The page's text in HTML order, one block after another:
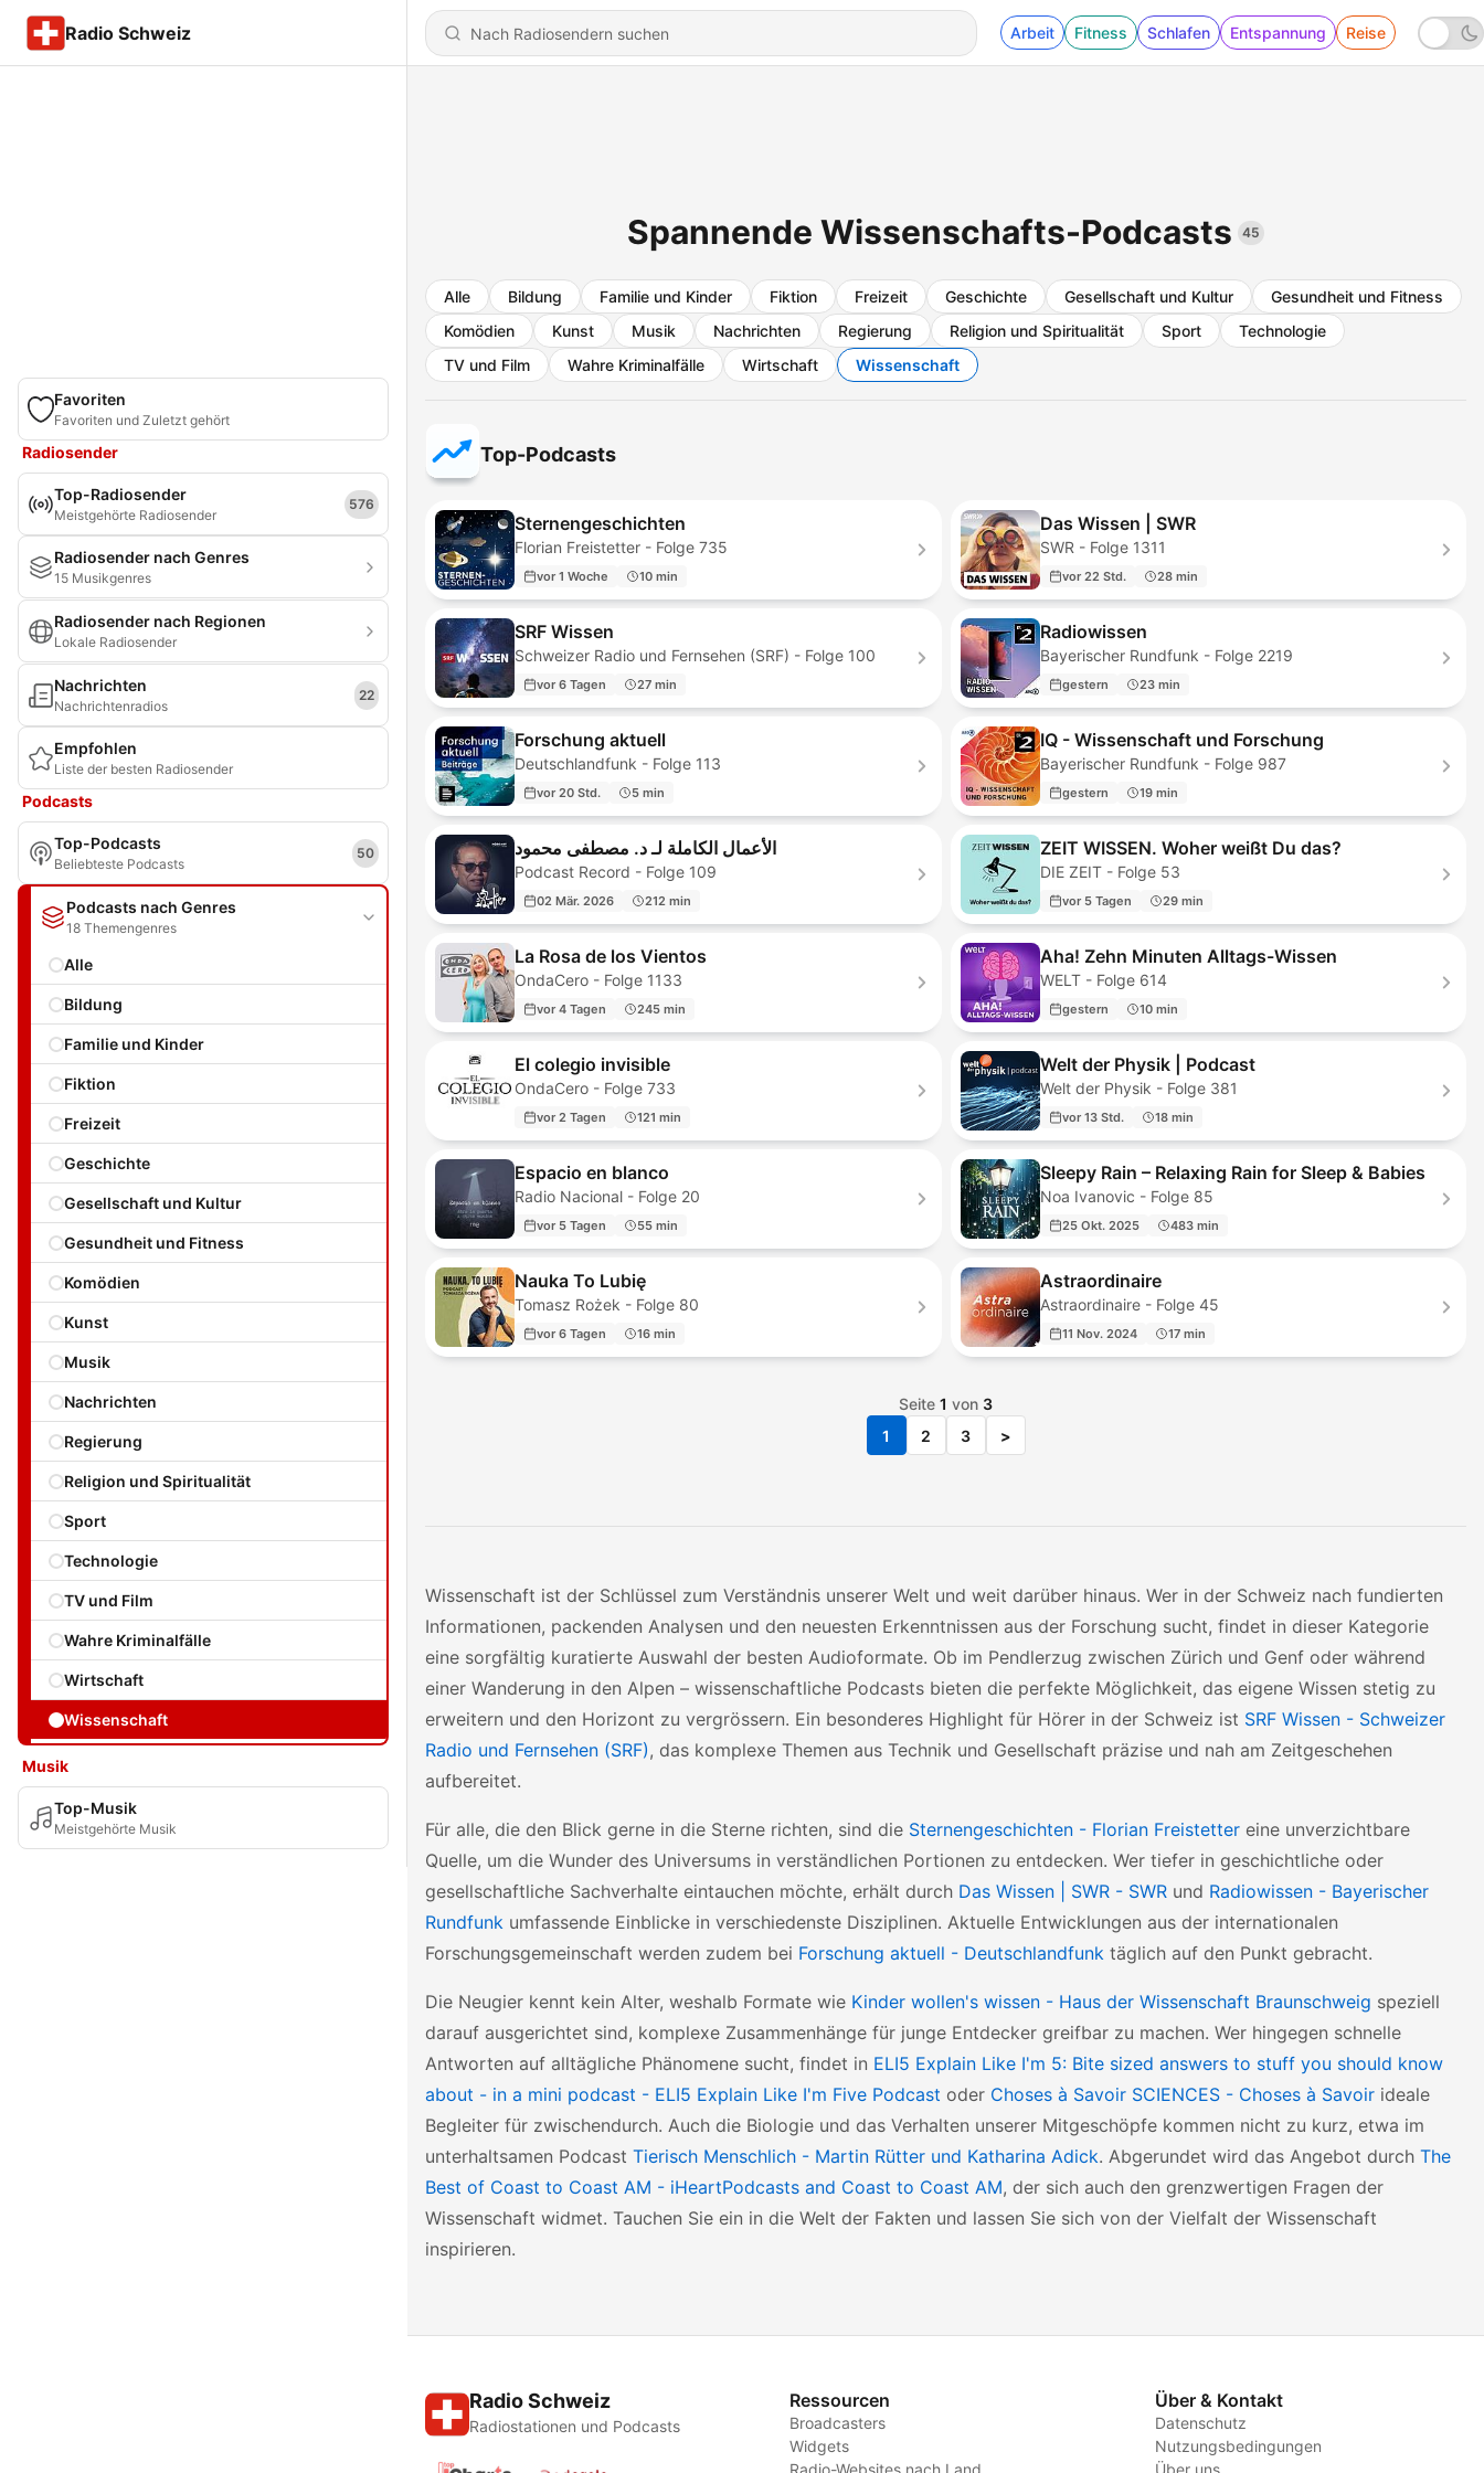
Radio Schweiz Arbeit Fitness Schlafen Entspannung Reise
Favoriten
Favoriten und Zuletzt gehört
Radiosender
Top-Radiosender
Meistgehörte Radiosender
576
Radiosender nach Genres
15 Musikgenres
Radiosender nach Regionen
Lokale Radiosender
Nachrichten
Nachrichtenradios
22
Empfohlen
Liste der besten Radiosender
Podcasts
Top-Podcasts
Beliebteste Podcasts
50
Podcasts nach Genres
18 Themengenres
Alle
Bildung
Familie und Kinder
Fiktion
Freizeit
Geschichte
Gesellschaft und Kultur
Gesundheit und Fitness
Komödien
Kunst
Musik
Nachrichten
Regierung
Religion und Spiritualität
Sport
Technologie
TV und Film
Wahre Kriminalfälle
Wirtschaft
Wissenschaft
Musik
Top-Musik
Meistgehörte Musik
Spannende Wissenschafts-Podcasts 45
Alle Bildung Familie und Kinder Fiktion Freizeit Geschichte Gesellschaft und Kultur
Gesundheit und Fitness
Komödien
Kunst Musik Nachrichten Regierung Religion und Spiritualität Sport
Technologie
TV und Film
Wahre Kriminalfälle Wirtschaft Wissenschaft
Top-Podcasts
Sternengeschichten
Florian Freistetter - Folge 735
vor 1 Woche 10 min
Das Wissen | SWR
SWR - Folge 1311
vor 22 Std. 28 min
SRF Wissen
Schweizer Radio und Fernsehen (SRF) - Folge 100
vor 6 Tagen 27 min
Radiowissen
Bayerischer Rundfunk - Folge 2219
gestern 23 min
Forschung aktuell
Deutschlandfunk - Folge 113
vor 20 Std. 5 min
IQ - Wissenschaft und Forschung
Bayerischer Rundfunk - Folge 987
gestern 19 min
الأعمال الكاملة لـ د. مصطفى محمود
Podcast Record - Folge 109
02 Mär. 2026 212 min
ZEIT WISSEN. Woher weißt Du das?
DIE ZEIT - Folge 53
vor 5 Tagen 29 min
La Rosa de los Vientos
OndaCero - Folge 1133
vor 4 Tagen 245 min
Aha! Zehn Minuten Alltags-Wissen
WELT - Folge 614
gestern 10 min
El colegio invisible
OndaCero - Folge 733
vor 2 Tagen 121 min
Welt der Physik | Podcast
Welt der Physik - Folge 381
vor 13 Std. 18 min
Espacio en blanco
Radio Nacional - Folge 20
vor 5 Tagen 55 min
Sleepy Rain – Relaxing Rain for Sleep & Babies
Noa Ivanovic - Folge 85
25 Okt. 2025 483 min
Nauka To Lubię
Tomasz Rożek - Folge 80
vor 6 Tagen 16 min
Astraordinaire
Astraordinaire - Folge 45
11 Nov. 2024 17 min
Seite 1 von 3
1
2 3 >
Wissenschaft ist der Schlüssel zum Verständnis unserer Welt und weit darüber hinaus. Wer in der Schweiz nach fundierten
Informationen, packenden Analysen und den neuesten Erkenntnissen aus der Forschung sucht, findet in dieser Kategorie
eine sorgfältig kuratierte Auswahl der besten Audioformate. Ob im Pendlerzug zwischen Zürich und Genf oder während
einer Wanderung in den Alpen – wissenschaftliche Podcasts bieten die perfekte Möglichkeit, das eigene Wissen stetig zu
erweitern und den Horizont zu vergrössern. Ein besonderes Highlight für Hörer in der Schweiz ist SRF Wissen - Schweizer
Radio und Fernsehen (SRF), das komplexe Themen aus Technik und Gesellschaft präzise und nah am Zeitgeschehen
aufbereitet.
Für alle, die den Blick gerne in die Sterne richten, sind die Sternengeschichten - Florian Freistetter eine unverzichtbare
Quelle, um die Wunder des Universums in verständlichen Portionen zu entdecken. Wer tiefer in geschichtliche oder
gesellschaftliche Sachverhalte eintauchen möchte, erhält durch Das Wissen | SWR - SWR und Radiowissen - Bayerischer
Rundfunk umfassende Einblicke in verschiedenste Disziplinen. Aktuelle Entwicklungen aus der internationalen
Forschungsgemeinschaft werden zudem bei Forschung aktuell - Deutschlandfunk täglich auf den Punkt gebracht.
Die Neugier kennt kein Alter, weshalb Formate wie Kinder wollen's wissen - Haus der Wissenschaft Braunschweig speziell
darauf ausgerichtet sind, komplexe Zusammenhänge für junge Entdecker greifbar zu machen. Wer hingegen schnelle
Antworten auf alltägliche Phänomene sucht, findet in ELI5 Explain Like I'm 5: Bite sized answers to stuff you should know
about - in a mini podcast - ELI5 Explain Like I'm Five Podcast oder Choses à Savoir SCIENCES - Choses à Savoir ideale
Begleiter für zwischendurch. Auch die Biologie und das Verhalten unserer Mitgeschöpfe kommen nicht zu kurz, etwa im
unterhaltsamen Podcast Tierisch Menschlich - Martin Rütter und Katharina Adick. Abgerundet wird das Angebot durch The
Best of Coast to Coast AM - iHeartPodcasts and Coast to Coast AM, der sich auch den grenzwertigen Fragen der
Wissenschaft widmet. Tauchen Sie ein in die Welt der Fakten und lassen Sie sich von der Vielfalt der Wissenschaft
inspirieren.
Radio Schweiz
Radiostationen und Podcasts
Ressourcen
Broadcasters
Widgets
Radio-Websites nach Land
Über & Kontakt
Datenschutz
Nutzungsbedingungen
Über uns